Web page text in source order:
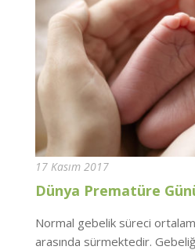
17 Kasım 2017
Dünya Prematüre
Normal gebelik süreci
arasında sürmektedir.